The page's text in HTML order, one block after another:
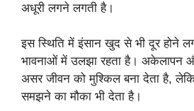
अधूरी लगने लगती है।
इस स्थिति में इंसान खुद से भी दूर होने
भावनाओं में उलझा रहता है। अकेलापन
असर जीवन को मुश्किल बना देता है,
समझने का मौका भी देता है।